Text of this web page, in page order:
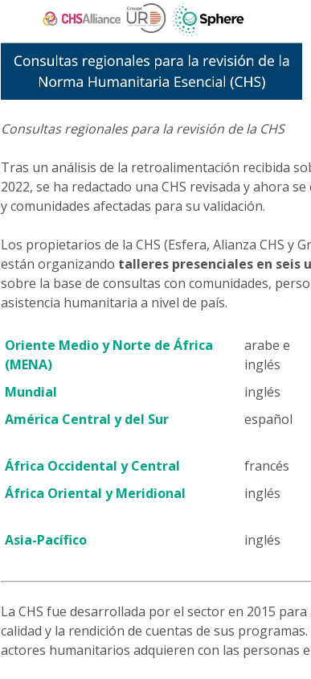
Consultas regionales para la revisión de la CHS
Tras un análisis de la retroalimentación recibida
2022, se ha redactado una CHS revisada y ahora
y comunidades afectadas para su validación.
Los propietarios de la CHS (Esfera, Alianza CHS y
están organizando talleres presenciales en seis
sobre la base de consultas con comunidades,
asistencia humanitaria a nivel de país.
Oriente Medio y Norte de África
(MENA)
arabe e
inglés
Mundial inglés
América Central y del Sur
español
África Occidental y Central
francés
África Oriental y Meridional
inglés
Asia-Pacífico inglés
La CHS fue desarrollada por el sector en 2015
calidad y la rendición de cuentas de sus
actores humanitarios adquieren con las personas